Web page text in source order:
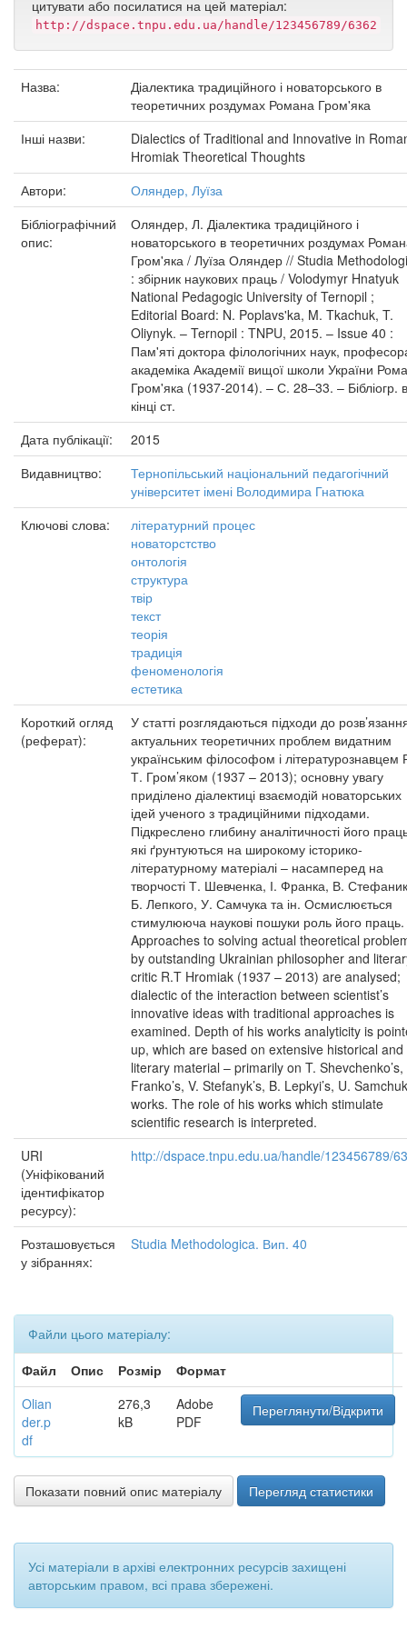
цитувати або посилатися на цей матеріал:
http://dspace.tnpu.edu.ua/handle/123456789/6362
Назва:
Діалектика традиційного і новаторського в
теоретичних роздумах Романа Гром'яка
Інші назви:
Dialectics of Traditional and Innovative in
Hromiak Theoretical Thoughts
Автори:
Оляндер, Луїза
Бібліографічний
опис:
Оляндер, Л. Діалектика традиційного і
новаторського в теоретичних роздумах
Гром'яка / Луїза Оляндер // Studia
: збірник наукових праць / Volodymyr Hnatyuk
National Pedagogic University of Ternopil ;
Editorial Board: N. Poplavs'ka, M. Tkachuk, T.
Oliynyk. – Ternopil : TNPU, 2015. – Issue 40 :
Пам'яті доктора філологічних наук,
академіка Академії вищої школи України
Гром'яка (1937-2014). – С. 28–33. – Бібліогр. в
кінці ст.
Дата публікації:
2015
Видавництво:
Тернопільський національний педагогічний
університет імені Володимира Гнатюка
Ключові слова:
літературний процес
новаторстство
онтологія
структура
твір
текст
теорія
традиція
феноменологія
естетика
Короткий огляд
(реферат):
У статті розглядаються підходи до
актуальних теоретичних проблем видатним
українським філософом і літературознавцем
Т. Гром’яком (1937 – 2013); основну увагу
приділено діалектиці взаємодій новаторських
ідей ученого з традиційними підходами.
Підкреслено глибину аналітичності його
які ґрунтуються на широкому історико-
літературному матеріалі – насамперед на
творчості Т. Шевченка, І. Франка, В.
Б. Лепкого, У. Самчука та ін. Осмислюється
стимулююча наукові пошуки роль його праць.
Approaches to solving actual theoretical
by outstanding Ukrainian philosopher and
critic R.T Hromiak (1937 – 2013) are analysed;
dialectic of the interaction between scientist’s
innovative ideas with traditional approaches is
examined. Depth of his works analyticity is
up, which are based on extensive historical and
literary material – primarily on T. Shevchenko’s,
Franko’s, V. Stefanyk’s, B. Lepkyi’s, U.
works. The role of his works which stimulate
scientific research is interpreted.
URI
(Уніфікований
ідентифікатор
ресурсу):
http://dspace.tnpu.edu.ua/handle/123456789/
Розташовується
у зібраннях:
Studia Methodologica. Вип. 40
Файли цього матеріалу:
Файл
Опис Розмір
Формат
Olian
der.p
df
276,3
kB
Adobe
PDF
Переглянути/Відкрити
Показати повний опис матеріалу Перегляд статистики
Усі матеріали в архіві електронних ресурсів захищені
авторським правом, всі права збережені.